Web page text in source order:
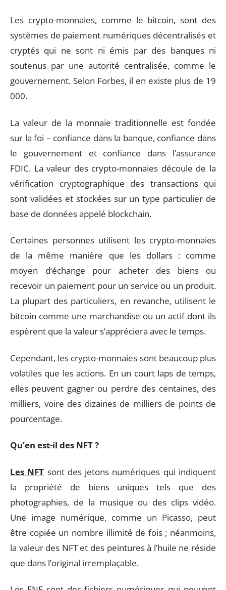
Les crypto-monnaies, comme le bitcoin, sont des
systèmes de paiement numériques décentralisés et
cryptés qui ne sont ni émis par des banques ni
soutenus par une autorité centralisée, comme le
gouvernement. Selon Forbes, il en existe plus de 19
000.
La valeur de la monnaie traditionnelle est fondée
sur la foi – confiance dans la banque, confiance dans
le gouvernement et confiance dans l’assurance
FDIC. La valeur des crypto-monnaies découle de la
vérification cryptographique des transactions qui
sont validées et stockées sur un type particulier de
base de données appelé blockchain.
Certaines personnes utilisent les crypto-monnaies
de la même manière que les dollars : comme
moyen d’échange pour acheter des biens ou
recevoir un paiement pour un service ou un produit.
La plupart des particuliers, en revanche, utilisent le
bitcoin comme une marchandise ou un actif dont ils
espèrent que la valeur s’appréciera avec le temps.
Cependant, les crypto-monnaies sont beaucoup plus
volatiles que les actions. En un court laps de temps,
elles peuvent gagner ou perdre des centaines, des
milliers, voire des dizaines de milliers de points de
pourcentage.
Qu’en est-il des NFT ?
Les NFT sont des jetons numériques qui indiquent
la propriété de biens uniques tels que des
photographies, de la musique ou des clips vidéo.
Une image numérique, comme un Picasso, peut
être copiée un nombre illimité de fois ; néanmoins,
la valeur des NFT et des peintures à l’huile ne réside
que dans l’original irremplaçable.